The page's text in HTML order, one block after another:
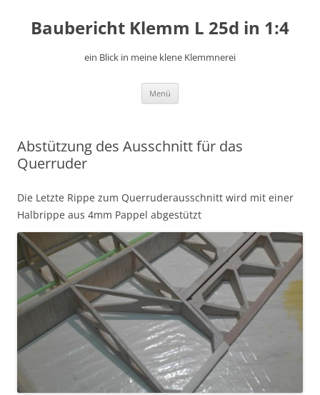
springen
Baubericht Klemm L 25d in 1:4
ein Blick in meine klene Klemmnerei
Menü
Abstützung des Ausschnitt für das
Querruder
Die Letzte Rippe zum Querruderausschnitt wird mit einer
Halbrippe aus 4mm Pappel abgestützt